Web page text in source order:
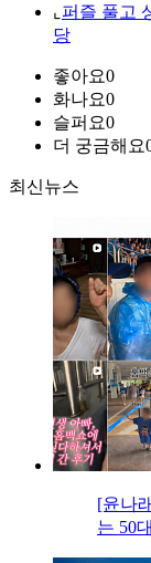
⌞ 퍼즐 풀고
당
좋아요0
화나요0
슬퍼요0
더 궁금해요
최신뉴스
[윤나
는 50